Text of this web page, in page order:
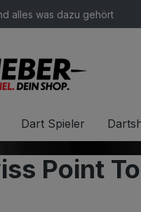
springen
alles was dazu gehört
Dart Spieler
Point